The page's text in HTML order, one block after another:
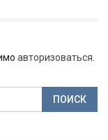
авторизоваться.